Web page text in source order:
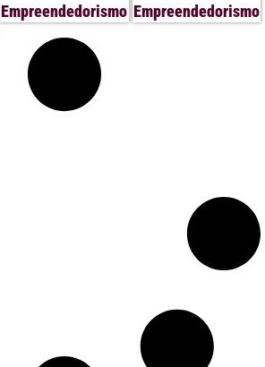
Empreendedorismo Empreendedorismo